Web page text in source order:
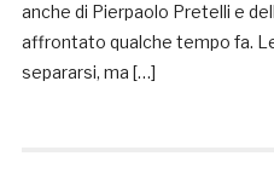
anche di Pierpaolo Pretelli e
affrontato qualche tempo fa.
separarsi, ma […]